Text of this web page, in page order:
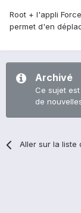
Root + l'appli
permet d'en
Archivé
Ce sujet
de
Aller sur la liste